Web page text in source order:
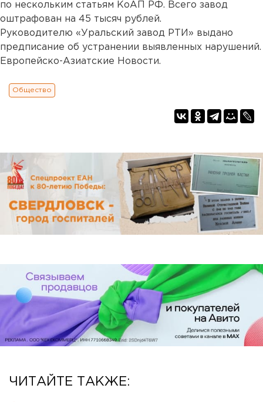
по нескольким статьям КоАП РФ. Всего завод
оштрафован на 45 тысяч рублей.
Руководителю «Уральский завод РТИ» выдано
предписание об устранении выявленных нарушений.
Европейско-Азиатские Новости.
Общество
ЧИТАЙТЕ ТАКЖЕ: